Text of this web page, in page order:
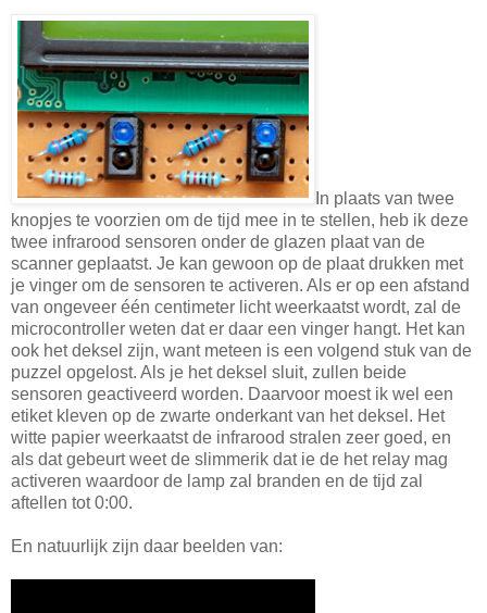
In plaats van twee
knopjes te voorzien om de tijd mee in te stellen, heb ik deze
twee infrarood sensoren onder de glazen plaat van de
scanner geplaatst. Je kan gewoon op de plaat drukken met
je vinger om de sensoren te activeren. Als er op een afstand
van ongeveer één centimeter licht weerkaatst wordt, zal de
microcontroller weten dat er daar een vinger hangt. Het kan
ook het deksel zijn, want meteen is een volgend stuk van de
puzzel opgelost. Als je het deksel sluit, zullen beide
sensoren geactiveerd worden. Daarvoor moest ik wel een
etiket kleven op de zwarte onderkant van het deksel. Het
witte papier weerkaatst de infrarood stralen zeer goed, en
als dat gebeurt weet de slimmerik dat ie de het relay mag
activeren waardoor de lamp zal branden en de tijd zal
aftellen tot 0:00.
En natuurlijk zijn daar beelden van: